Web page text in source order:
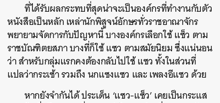
ที่ได้รับผลกระทบที่สุดน่าจะเป็นองค์กรที่ทำงานกับตัว
หนังสือเป็นหลัก เหล่านักพิสูจน์อักษรทั่วราชอาณาจักร
พยายามจัดการกับปัญหานี้ บางองค์กรเลือกใช้ แซ็ว ตาม
ราชบัณฑิตยสภา บางที่ก็ใช้ แซว ตามสมัยนิยม ซึ่งแน่นอน
ว่า สำหรับกลุ่มแรกคงต้องกลับไปใช้ แซว ทั้งในส่วนที่
แปลว่ากระเซ้า รวมถึง นกแซงแซว และ เพลงอีแซว ด้วย
หากยังจำกันได้ ประเด็น ‘แซว-แซ็ว’ เคยเป็นกระแส